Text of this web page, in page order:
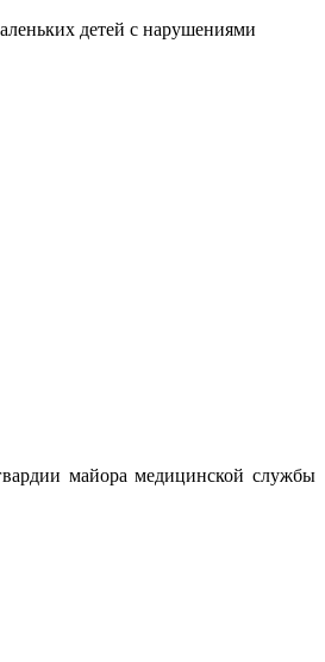
детей с нарушениями
майора медицинской службы